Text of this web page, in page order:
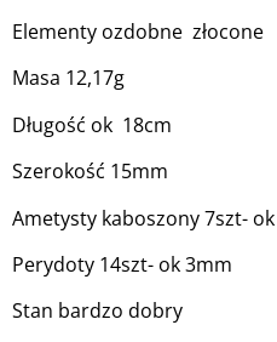
Elementy ozdobne złocone
Masa 12,17g
Długość ok 18cm
Szerokość 15mm
Ametysty kaboszony 7szt-
Perydoty 14szt- ok 3mm
Stan bardzo dobry